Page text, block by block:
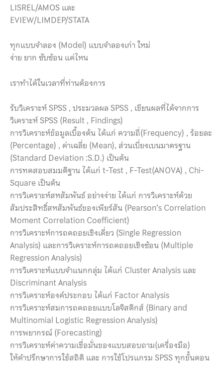
LISREL/AMOS และ
EVIEW/LIMDEP/STATA
ทุกแบบจำลอง (Model) แบบจำลองเก่า ใหม่
ง่าย ยาก ซับซ้อน แค่ไหน
เราทำได้ในเวลาที่ท่านต้องการ
รับวิเคราะห์ SPSS , ประมวลผล SPSS , เขียนผลที่ได้จากการ
วิเคราะห์ SPSS (Result , Findings)
การวิเคราะห์ข้อมูลเบื้องต้น ได้แก่ ความถี่(Frequency) , ร้อยละ
(Percentage) , ค่าเฉลี่ย (Mean), ส่วนเบี่ยงเบนมาตรฐาน
(Standard Deviation :S.D.) เป็นต้น
การทดสอบสมมติฐาน ได้แก่ t-Test , F-Test(ANOVA) , Chi-
Square เป็นต้น
การวิเคราะห์สหสัมพันธ์ อย่างง่าย ได้แก่ การวิเคราะห์ด้วย
สัมประสิทธิ์สหสัมพันธ์ของเพียร์สัน (Pearson’s Correlation
Moment Correlation Coefficient)
การวิเคราะห์การถดถอยเชิงเดี่ยว (Single Regression
Analysis) และการวิเคราะห์การถดถอยเชิงซ้อน (Multiple
Regression Analysis)
การวิเคราะห์แบบจำแนกกลุ่ม ได้แก่ Cluster Analysis และ
Discriminant Analysis
การวิเคราะห์องค์ประกอบ ได้แก่ Factor Analysis
การวิเคราะห์สมการถดถอยแบบโลจิสติกส์ (Binary and
Multinomial Logistic Regression Analysis)
การพยากรณ์ (Forecasting)
การวิเคราะห์ค่าความเชื่อมั่นของแบบสอบถาม(เครื่องมือ)
ให้คำปรึกษาการใช้สถิติ และ การใช้โปรแกรม SPSS ทุกขั้นตอน